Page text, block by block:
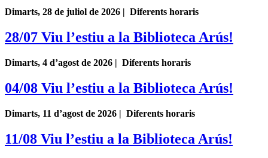
Dimarts, 28 de juliol de 2026 | Diferents horaris
28/07 Viu l’estiu a la Biblioteca Arús!
Dimarts, 4 d’agost de 2026 | Diferents horaris
04/08 Viu l’estiu a la Biblioteca Arús!
Dimarts, 11 d’agost de 2026 | Diferents horaris
11/08 Viu l’estiu a la Biblioteca Arús!